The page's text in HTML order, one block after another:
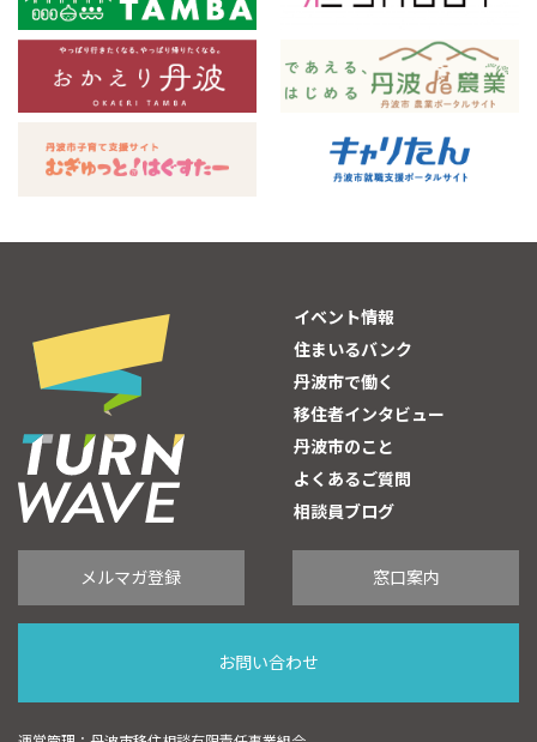
イベント情報
住まいるバンク
丹波市で働く
移住者インタビュー
丹波市のこと
よくあるご質問
相談員ブログ
メルマガ登録 窓口案内
お問い合わせ